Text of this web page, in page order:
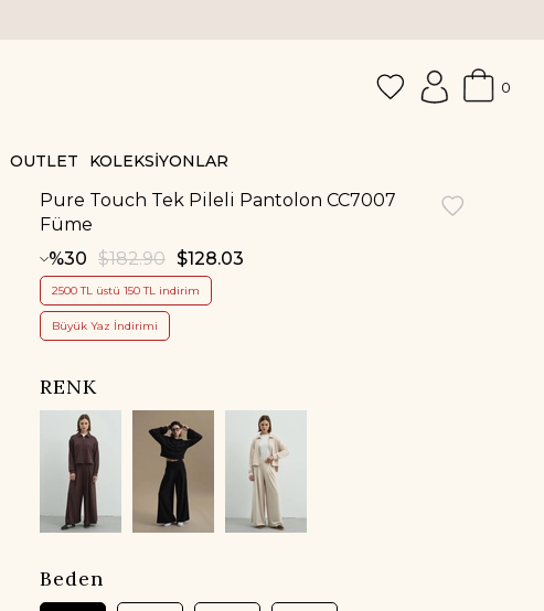
0
OUTLET KOLEKSİYONLAR
Pure Touch Tek Pileli Pantolon CC7007
Füme
30 $182.90 $128.03
2500 TL üstü 150 TL indirim
Büyük Yaz İndirimi
RENK
Beden